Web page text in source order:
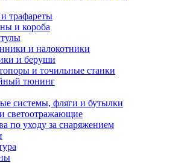
трафареты
и короба
и налокотники
и беруши
и точильные станки
тюнинг
системы, фляги и бутылки
светоотражающие
по уходу за снаряжением